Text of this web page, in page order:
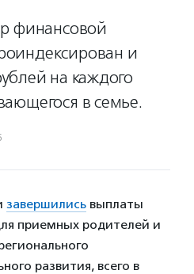
финансовой
и
на каждого
в семье.
завершились выплаты
приемных родителей и
развития, всего в